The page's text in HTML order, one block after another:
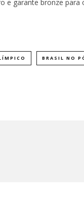
e garante bronze para
BRASIL NO